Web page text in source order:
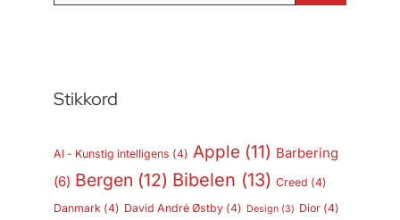
Stikkord
AI - Kunstig intelligens (4) Apple (11) Barbering
(6) Bergen (12) Bibelen (13) Creed (4)
Danmark(4) David André Østby(4) Design(3) Dior(4)